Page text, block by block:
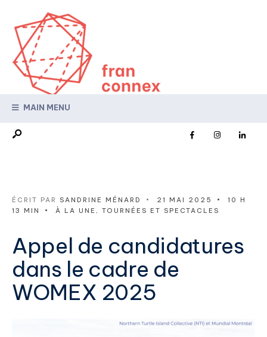
MAIN MENU
ÉCRIT PAR SANDRINE MÉNARD • 21 MAI 2025 •
10 H
13 MIN
• À LA UNE , TOURNÉES ET SPECTACLES
Appel de candidatures
dans le cadre de
WOMEX 2025